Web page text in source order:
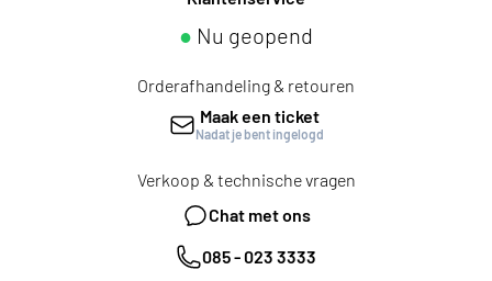
● Nu geopend
Orderafhandeling & retouren
Maak een ticket
Nadat je bent ingelogd
Verkoop & technische vragen
Chat met ons
085 - 023 3333